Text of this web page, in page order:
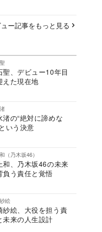
ー記事をもっと見る
聖、デビュー10年目
えた現在地
渚の“絶対に諦めな
いう決意
（乃木坂46）
和、乃木坂46の未来
負う責任と覚悟
絵
紗絵、大役を担う責
未来の人生設計